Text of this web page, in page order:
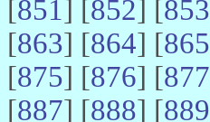
[851] [852] [853
[863] [864] [865
[875] [876] [877
[887] [888] [889